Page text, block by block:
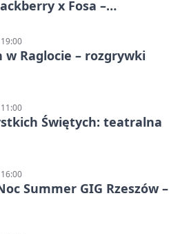
x Fosa –
Raglocie – rozgrywki
Świętych: teatralna
Summer GIG Rzeszów –